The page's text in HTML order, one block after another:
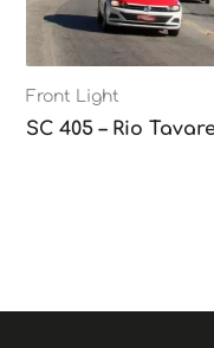
Front Light
SC 405 – Rio